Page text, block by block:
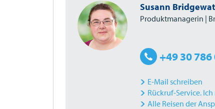
Susann
Produktmanagerin |
+49 30 786
E-Mail schreiben
Rückruf-Service.
Alle Reisen der